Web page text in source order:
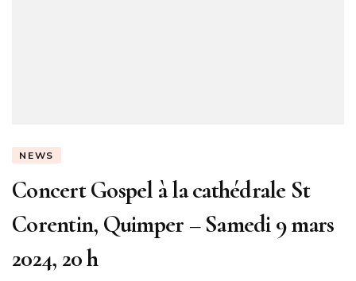
NEWS
Concert Gospel à la cathédrale St
Corentin, Quimper – Samedi 9 mars
2024, 20 h